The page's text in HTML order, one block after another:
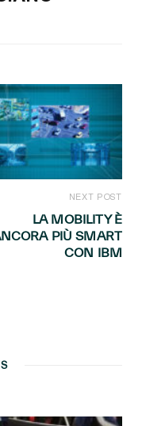
NEXT POST
LA MOBILITY È
PIÙ SMART
CON IBM